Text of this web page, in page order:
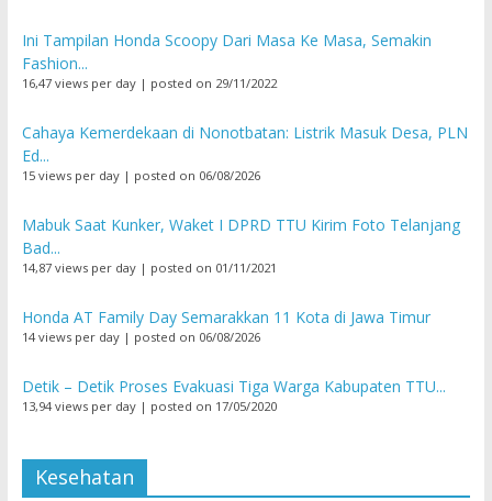
Ini Tampilan Honda Scoopy Dari Masa Ke Masa, Semakin
Fashion...
16,47 views per day| posted on 29/11/2022
Cahaya Kemerdekaan di Nonotbatan: Listrik Masuk Desa, PLN
Ed...
15 views per day| posted on 06/08/2026
Mabuk Saat Kunker, Waket I DPRD TTU Kirim Foto Telanjang
Bad...
14,87 views per day| posted on 01/11/2021
Honda AT Family Day Semarakkan 11 Kota di Jawa Timur
14 views per day| posted on 06/08/2026
Detik – Detik Proses Evakuasi Tiga Warga Kabupaten TTU...
13,94 views per day| posted on 17/05/2020
Kesehatan